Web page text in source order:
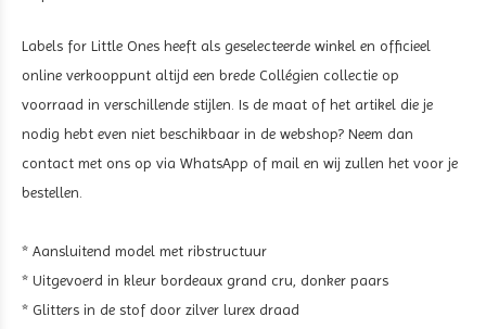
Labels for Little Ones heeft als geselecteerde winkel en officieel
online verkooppunt altijd een brede Collégien collectie op
voorraad in verschillende stijlen. Is de maat of het artikel die je
nodig hebt even niet beschikbaar in de webshop? Neem dan
contact met ons op via WhatsApp of mail en wij zullen het voor je
bestellen.
* Aansluitend model met ribstructuur
* Uitgevoerd in kleur bordeaux grand cru, donker paars
* Glitters in de stof door zilver lurex draad